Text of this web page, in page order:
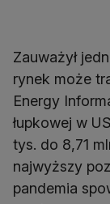
Zauważył
rynek może
Energy
łupkowej w
tys. do 8,71
najwyższy
pandemia